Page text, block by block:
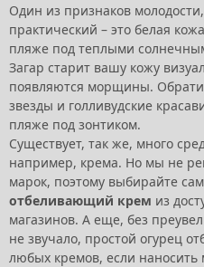
Один из признаков
практический – это белая
пляже под теплыми
Загар старит вашу кожу
появляются морщины.
звезды и голливудские
пляже под зонтиком.
Существует, так же, много
например, крема. Но мы не
марок, поэтому выбирайте
отбеливающий крем из
магазинов. А еще, без
не звучало, простой огурец
любых кремов, если наносить